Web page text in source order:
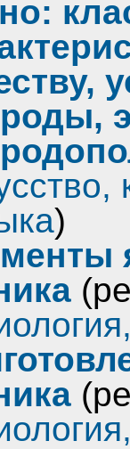
)